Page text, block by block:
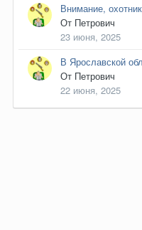
Внимание,
От Петрович
23 июня, 2025
В Ярославской
От Петрович
22 июня, 2025